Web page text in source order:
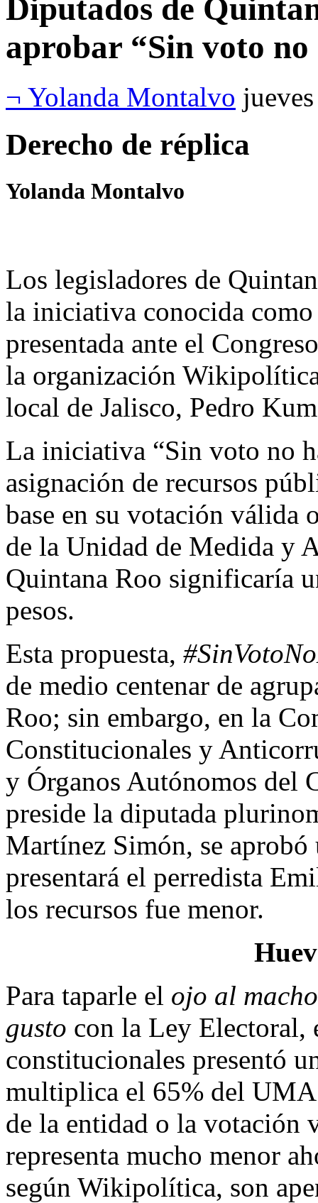
Diputados de
aprobar “Sin voto
¬ Yolanda Montalvo
Derecho de réplica
Yolanda Montalvo
Los legisladores de
la iniciativa conocida
presentada ante el
la organización
local de Jalisco, Pedro
La iniciativa “Sin voto no
asignación de recursos
base en su votación válida
de la Unidad de Medida y
Quintana Roo significaría
pesos.
Esta propuesta,
de medio centenar de
Roo; sin embargo, en la
Constitucionales y
y Órganos Autónomos del
preside la diputada
Martínez Simón, se
presentará el perredista
los recursos fue menor.
Para taparle el ojo al
gusto con la Ley Electoral,
constitucionales presentó
multiplica el 65% del
de la entidad o la votación
representa mucho menor
según Wikipolítica, son